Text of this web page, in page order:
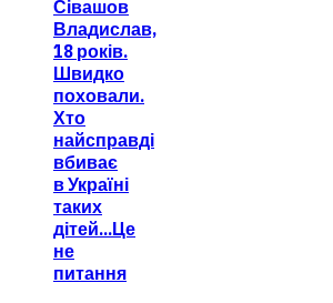
Сівашов
Владислав,
18 років.
Швидко
поховали.
Хто
найсправді
вбиває
в Україні
таких
дітей...Це
не
питання